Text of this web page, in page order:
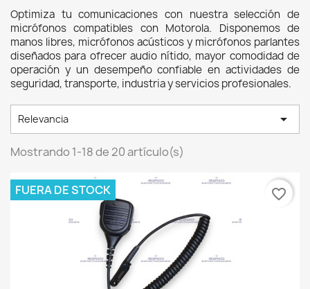
Optimiza tu comunicaciones con nuestra selección de
micrófonos compatibles con Motorola. Disponemos de
manos libres, micrófonos acústicos y micrófonos parlantes
diseñados para ofrecer audio nítido, mayor comodidad de
operación y un desempeño confiable en actividades de
seguridad, transporte, industria y servicios profesionales.
Relevancia 
Mostrando 1-18 de 20 artículo(s)
FUERA DE STOCK favorite_border